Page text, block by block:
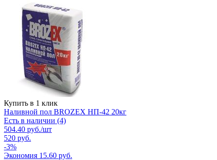
Купить в 1 клик
Наливной пол BROZEX НП-42 20кг
Есть в наличии (4)
504.40 руб./шт
520 руб.
-3%
Экономия 15.60 руб.